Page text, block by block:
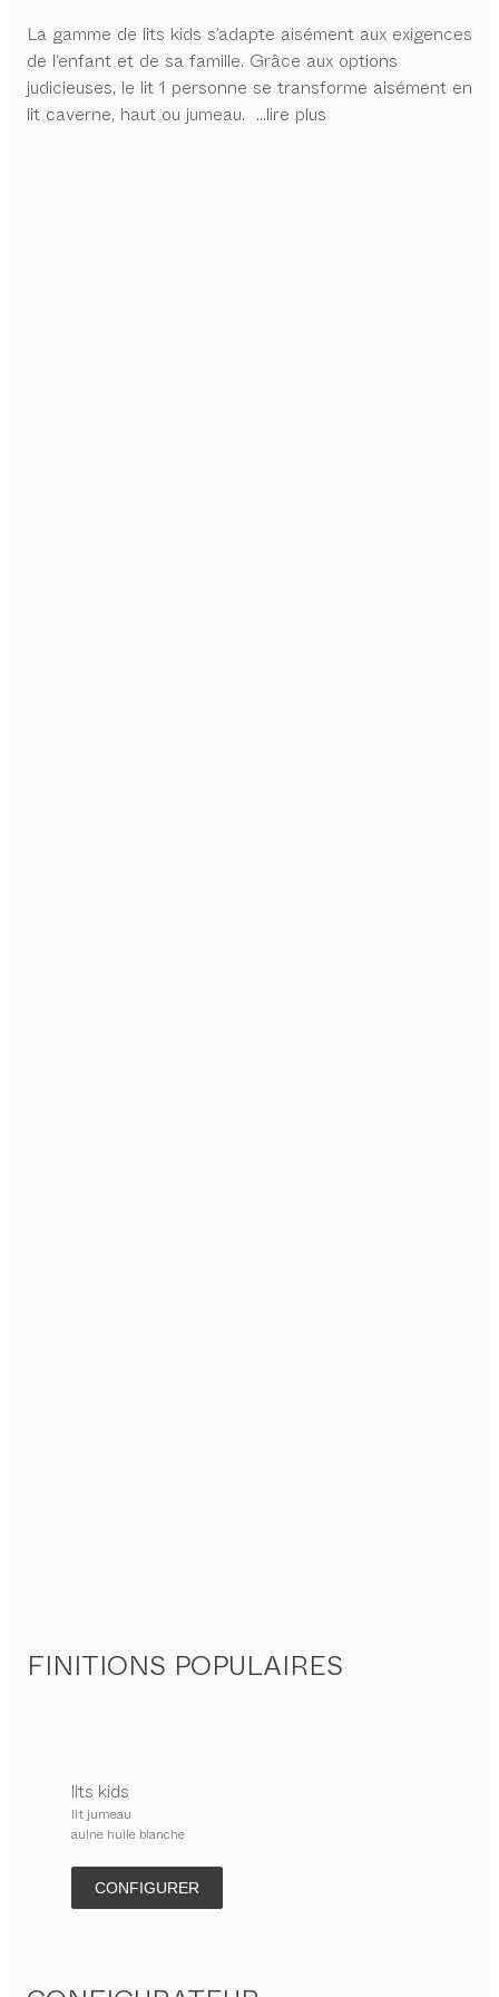
La gamme de lits kids s’adapte aisément aux exigences
de l’enfant et de sa famille. Grâce aux options
judicieuses, le lit 1 personne se transforme aisément en
lit caverne, haut ou jumeau. ...lire plus
FINITIONS POPULAIRES
lits kids
lit jumeau
aulne huile blanche
CONFIGURER